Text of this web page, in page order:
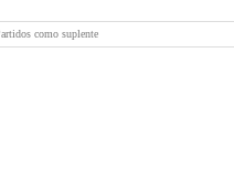
como suplente